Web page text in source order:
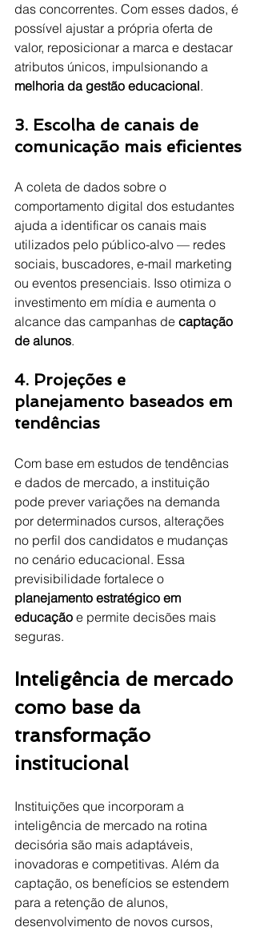
das concorrentes. Com esses dados, é
possível ajustar a própria oferta de
valor, reposicionar a marca e destacar
atributos únicos, impulsionando a
melhoria da gestão educacional.
3. Escolha de canais de
comunicação mais eficientes
A coleta de dados sobre o
comportamento digital dos estudantes
ajuda a identificar os canais mais
utilizados pelo público-alvo — redes
sociais, buscadores, e-mail marketing
ou eventos presenciais. Isso otimiza o
investimento em mídia e aumenta o
alcance das campanhas de captação
de alunos.
4. Projeções e
planejamento baseados em
tendências
Com base em estudos de tendências
e dados de mercado, a instituição
pode prever variações na demanda
por determinados cursos, alterações
no perfil dos candidatos e mudanças
no cenário educacional. Essa
previsibilidade fortalece o
planejamento estratégico em
educação e permite decisões mais
seguras.
Inteligência de mercado
como base da
transformação
institucional
Instituições que incorporam a
inteligência de mercado na rotina
decisória são mais adaptáveis,
inovadoras e competitivas. Além da
captação, os benefícios se estendem
para a retenção de alunos,
desenvolvimento de novos cursos,